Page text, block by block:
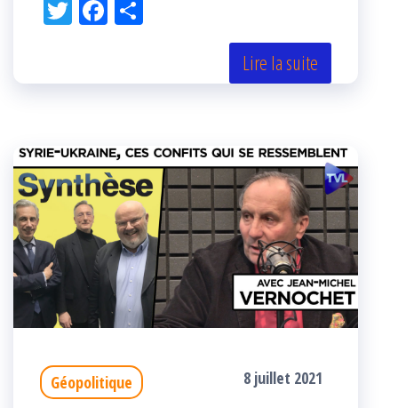
Tw Fac
k r
Lire la suite
Géopolitique 8 juillet 2021